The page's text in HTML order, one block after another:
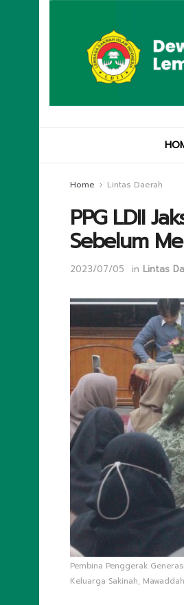
Home Lintas Daerah
PPG LDII
Sebelum
2023/07/05 in Lintas
Pembina Penggerak
Keluarga Sakinah,